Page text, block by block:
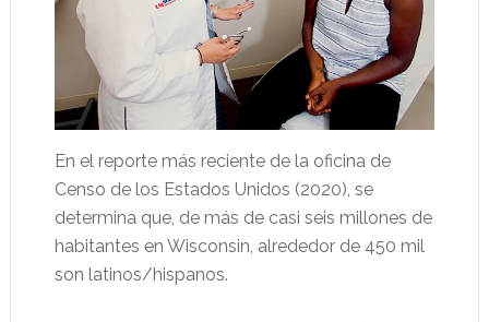
En el reporte más reciente de la oficina de
Censo de los Estados Unidos (2020), se
determina que, de más de casi seis millones de
habitantes en Wisconsin, alrededor de 450 mil
son latinos/hispanos.